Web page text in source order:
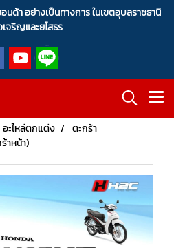
ด้า อย่างเป็นทางการ ในเขตอุบลราชธานี
จริญและยโสธร
อะไหล่ตกแต่ง
ตะกร้า
าหน้า)